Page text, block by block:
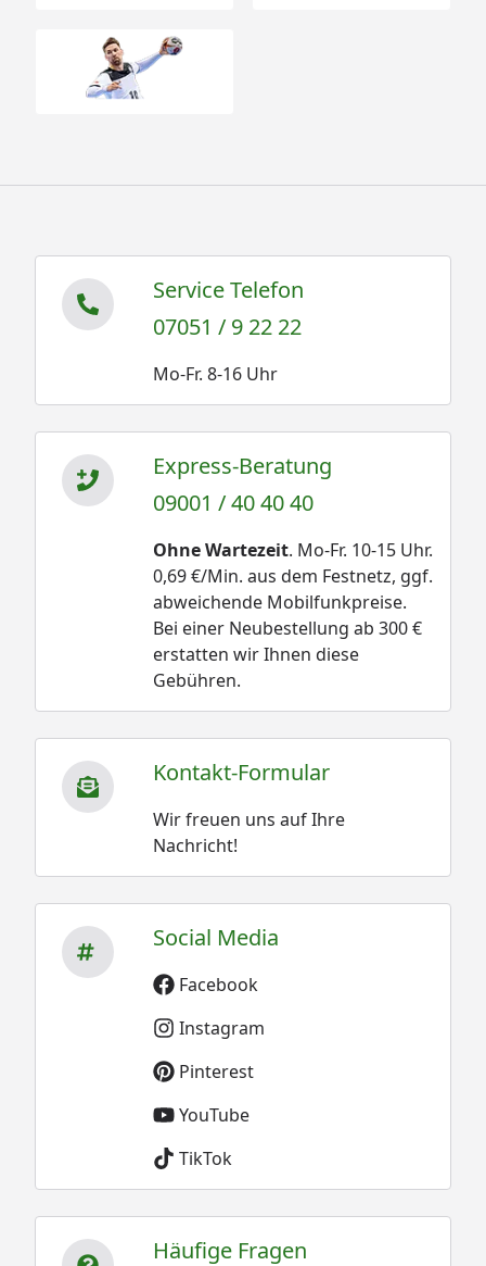
Service Telefon
07051 / 9 22 22
Mo-Fr. 8-16 Uhr
Express-Beratung
09001 / 40 40 40
Ohne Wartezeit. Mo-Fr. 10-15 Uhr.
0,69 €/Min. aus dem Festnetz, ggf.
abweichende Mobilfunkpreise.
Bei einer Neubestellung ab 300 €
erstatten wir Ihnen diese
Gebühren.
Kontakt-Formular
Wir freuen uns auf Ihre
Nachricht!
Social Media
Facebook
Instagram
Pinterest
YouTube
TikTok
Häufige Fragen